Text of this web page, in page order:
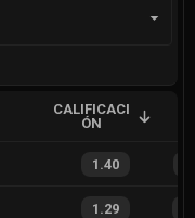
CALIFICACI
ÓN
1.40
1.29